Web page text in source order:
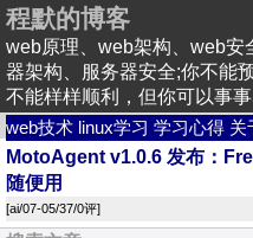
程默的博客
web原理、web架构、web安
器架构、服务器安全;你不能
不能样样顺利，但你可以事
web技术 linux学习 学习心得 关
MotoAgent v1.0.6 发布：
随便用
[ai/07-05/37/0评]